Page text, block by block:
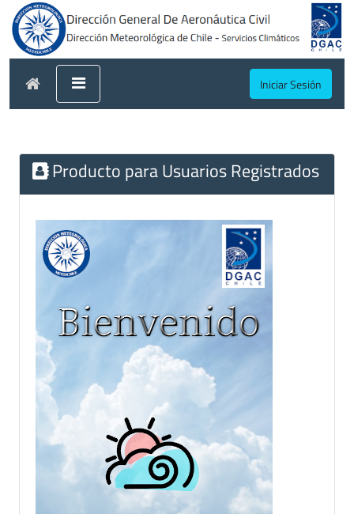
Iniciar Sesión
Producto para Usuarios Registrados